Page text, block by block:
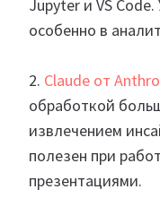
Jupyter и VS
особенно в
2. Claude от
обработкой
извлечением
полезен при
презентациями.